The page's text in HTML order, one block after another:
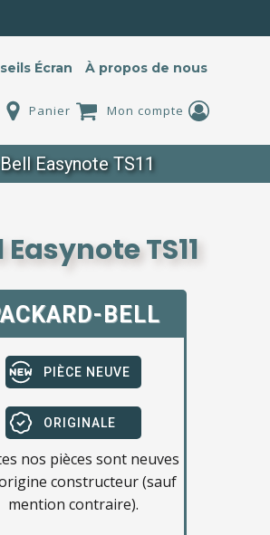
Écran À propos de nous
Panier Mon compte
Easynote TS11
TS11
BELL
PIÈCE NEUVE
ORIGINALE
nos pièces sont neuves
constructeur (sauf
mention contraire).